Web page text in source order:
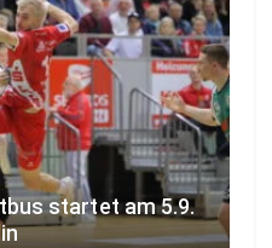
startet am 5.9.